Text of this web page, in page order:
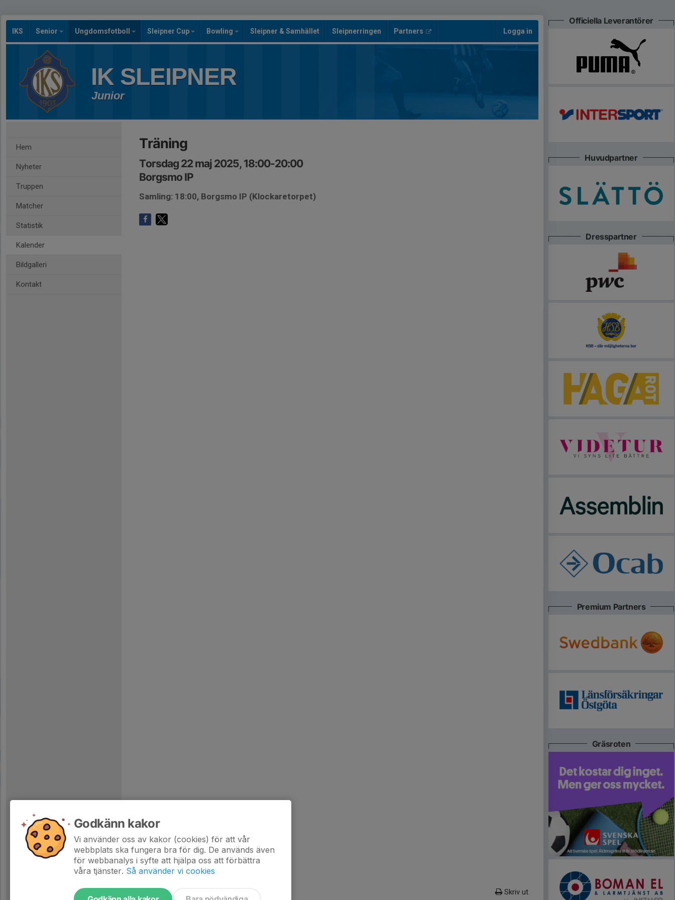
IKS Senior Ungdomsfotboll Sleipner Cup Bowling Sleipner & Samhället Sleipnerringen Partners Logga in
IK SLEIPNER
Junior
Hem
Nyheter
Truppen
Matcher
Statistik
Kalender
Bildgalleri
Kontakt
Träning
Torsdag 22 maj 2025, 18:00-20:00
Borgsmo IP
Samling: 18:00, Borgsmo IP (Klockaretorpet)
Skriv ut
Officiella Leverantörer
Huvudpartner
Dresspartner
Premium Partners
Gräsroten
Godkänn kakor
Vi använder oss av kakor (cookies) för att vår
webbplats ska fungera bra för dig. De används även
för webbanalys i syfte att hjälpa oss att förbättra
våra tjänster. Så använder vi cookies